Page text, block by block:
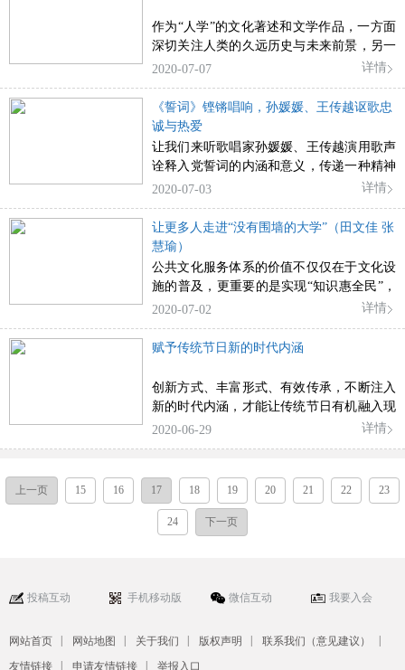
作为“人学”的文化著述和文学作品，一方面
深切关注人类的久远历史与未来前景，另一
方面挚诚寓目自然法则与生命伦理，力求最
题和生动场景，为人类增强悲剧意识、提升
悲悯情怀提供认知文本。
2020-07-07 详情
《誓词》铿锵唱响，孙媛媛、王传越讴歌忠
诚与热爱
让我们来听歌唱家孙媛媛、王传越演用歌声
诠释入党誓词的内涵和意义，传递一种精神
和信念，唤起人们在入党时庄严宣誓的历史
尤为坚定，更为深刻。
2020-07-03 详情
让更多人走进“没有围墙的大学”（田文佳 张
慧瑜）
公共文化服务体系的价值不仅仅在于文化设
施的普及，更重要的是实现“知识惠全民”，
相信在更多基层文化工作者的积极组织和引
享受到更多文化、知识的权利。
2020-07-02 详情
赋予传统节日新的时代内涵
创新方式、丰富形式、有效传承，不断注入
新的时代内涵，才能让传统节日有机融入现
代生活，真正激活蕴藏在节日中的文化基因
2020-06-29 详情
上一页 15 16 17 18 19 20 21 22 23
24 下一页
投稿互动 手机移动版 微信互动 我要入会
网站首页 网站地图 关于我们 版权声明 联系我们（意见建议）
友情链接 申请友情链接 举报入口